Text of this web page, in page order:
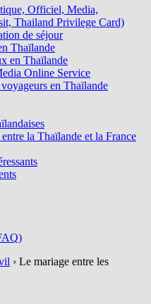
Officiel, Media,
Thailand Privilege Card)
de séjour
Thaïlande
en Thaïlande
Online Service
en Thaïlande
la Thaïlande et la France
› Le mariage entre les